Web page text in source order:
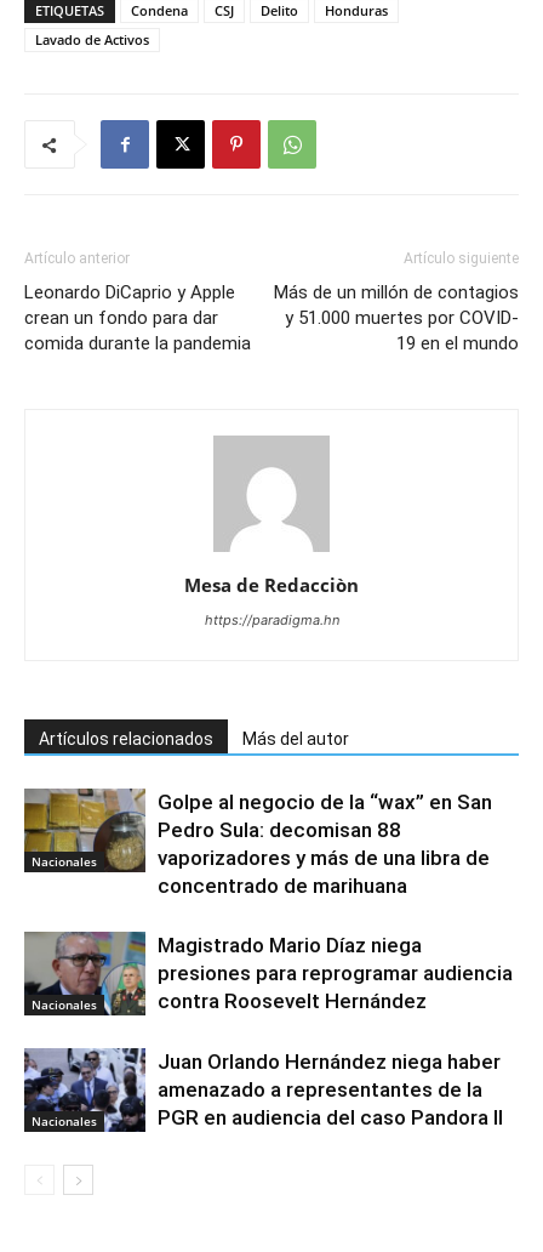
ETIQUETAS Condena CSJ Delito
Honduras
Lavado de Activos
Artículo anterior
Leonardo DiCaprio y Apple
crean un fondo para dar
comida durante la pandemia
Artículo siguiente
Más de un millón de contagios
y 51.000 muertes por COVID-
19 en el mundo
Mesa de Redacciòn
https://paradigma.hn
Artículos relacionados Más del autor
Nacionales
Golpe al negocio de la “wax” en San
Pedro Sula: decomisan 88
vaporizadores y más de una libra de
concentrado de marihuana
Nacionales
Magistrado Mario Díaz niega
presiones para reprogramar audiencia
contra Roosevelt Hernández
Nacionales
Juan Orlando Hernández niega haber
amenazado a representantes de la
PGR en audiencia del caso Pandora II